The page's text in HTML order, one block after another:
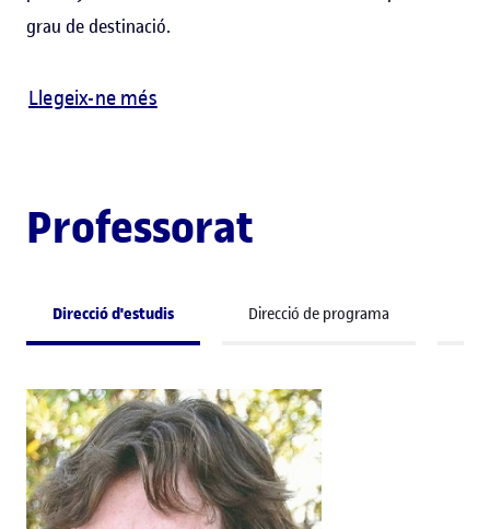
grau de destinació.
Llegeix-ne més
Professorat
Direcció d'estudis Direcció de programa